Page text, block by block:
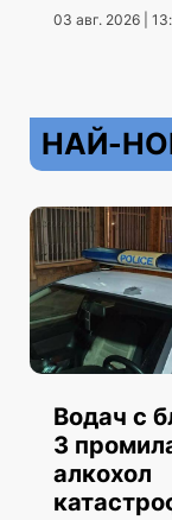
03 авг. 2026 |
НАЙ-
Водач с
3
алкохол